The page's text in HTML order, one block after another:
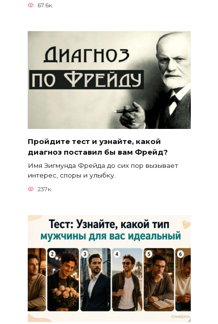
67.6к.
Пройдите тест и узнайте, какой
диагноз поставил бы вам Фрейд?
Имя Зигмунда Фрейда до сих пор вызывает
интерес, споры и улыбку.
237к.